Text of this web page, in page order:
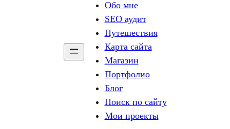
Обо мне
SEO аудит
Путешествия
Карта сайта
Магазин
Портфолио
Блог
Поиск по сайту
Мои проекты